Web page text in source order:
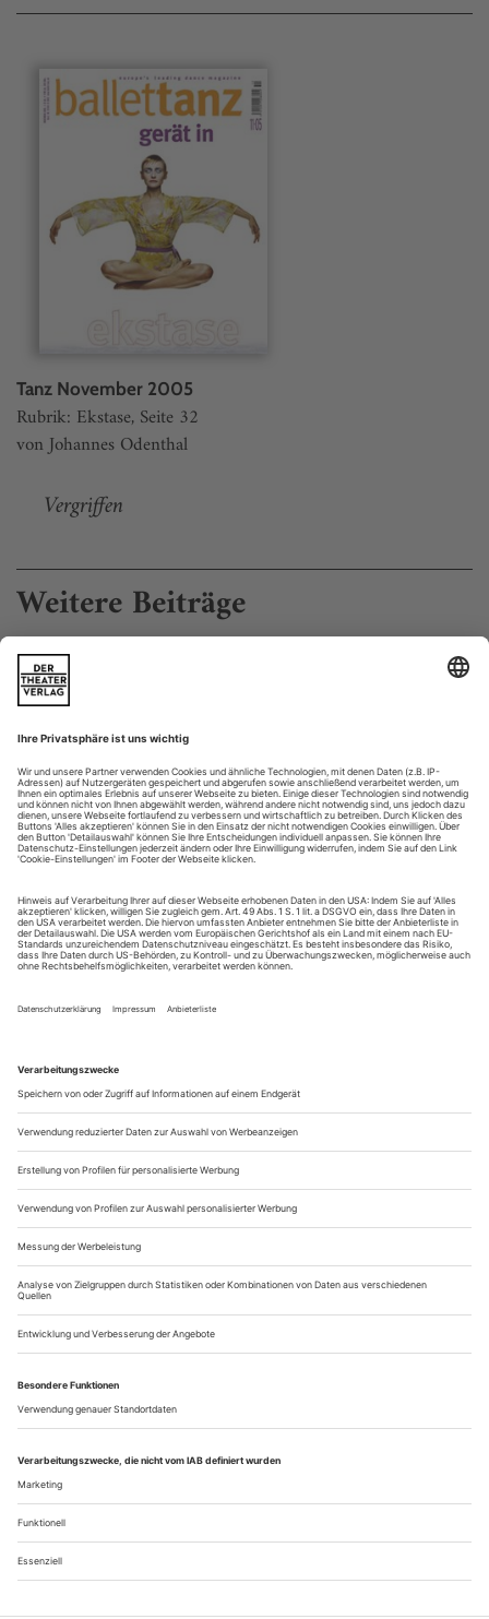
Tanz November 2005
Rubrik: Ekstase, Seite 32
von Johannes Odenthal
Vergriffen
Weitere Beiträge
Die Fliege machen
Gregor Seyffert: «Der kleine Prinz» in Dessau
Programmheft einen Kernsatz aus dem Buch «Der kleine
Prinz». Nichts dagegen. Aber ein «phantastisches Ballett», das
sich seine Geschichte zu eigen macht, will vor allem gesehen
werden, und das nicht bloß mit dem Herzen.
Gregor Seyffert muss sich also schon was einfallen lassen, und
Dances of Ecstasy
Film maker Michelle Mahrer observes a world-wide phenomenon
The San Bushmen live in a remote part of Namibia. They are
face cultural extinction.
They perform their healing trance-dance according to the
health needs or level of tension in the community. The
women generate the power by clapping and singing...
Der Mitbegründer von ballet-tanz ist tot
Erhard Friedrich, der Mitbegründer von ballet-tanz, ist tot
November 1993. Wir hatten uns nie vorher gesehen, ein
einziges Telefonat miteinander geführt und brauchten genau
90 Minuten, um die Zeitschrift ballett international mit dem
Magazin tanz aktuell zusammenzuführen und damit eine der
führenden Zeitschriften für Tanz weltweit zu etablieren. Im
Januar 1994 erschien die erste Ausgabe, und es war der letzte
große Erfolg...
Über uns Kontakt Kritikerumfrage Newsletter